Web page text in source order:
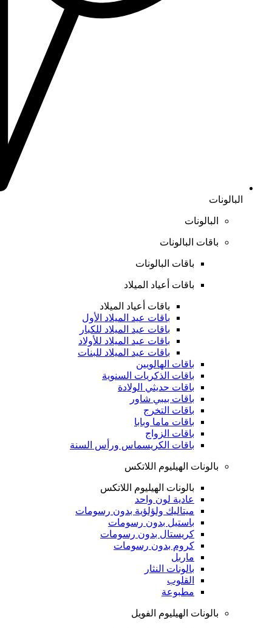
البالونات
البالونات
باقات البالونات
باقات البالونات
باقات أعياد الميلاد
باقات أعياد الميلاد
باقات عيد الميلاد الأول
باقات عيد الميلاد للكبار
باقات عيد الميلاد للأولاد
باقات عيد الميلاد للبنات
باقات الهالويين
باقات الذكريات السنوية
باقات حديثي الولادة
باقات بيبي شاور
باقات التخرج
باقات ماما وبابا
باقات الزواج
باقات الكريسماس ورأس السنة
بالونات الهيليوم اللاتكس
بالونات الهيليوم اللاتكس
عادية لون واحد
ميتاليك ولؤلؤية بدون رسومات
باستيل بدون رسومات
كريستال بدون رسومات
كروم بدون رسومات
ماربل
بالونات النثار
القلوب
مطبوعة
بالونات الهيليوم الفويل